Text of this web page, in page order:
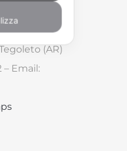
(AR)
– Email: